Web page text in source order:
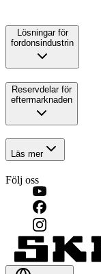
Lösningar för
fordonsindustrin
Reservdelar för
eftermarknaden
Läs mer
Följ oss